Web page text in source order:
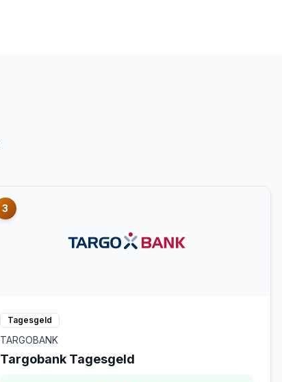
3
Tagesgeld
TARGOBANK
Targobank Tagesgeld